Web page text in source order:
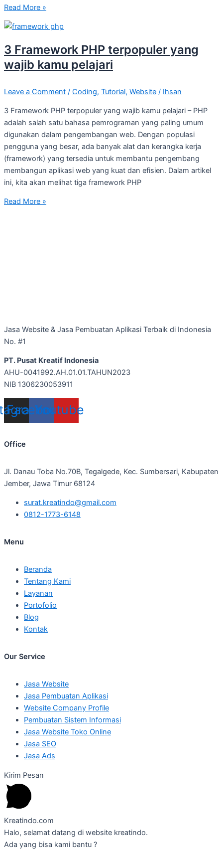
Read More »
3 Framework PHP terpopuler yang
wajib kamu pelajari
Leave a Comment / Coding, Tutorial, Website / Ihsan
3 Framework PHP terpopuler yang wajib kamu pelajari – PHP
adalah salah satu bahasa pemrograman yang paling umum
digunakan dalam pengembangan web. Dengan populasi
pengguna yang besar, ada banyak alat dan kerangka kerja
(framework) yang tersedia untuk membantu pengembang
membangun aplikasi web yang kuat dan efisien. Dalam artikel
ini, kita akan melihat tiga framework PHP
Read More »
Jasa Website & Jasa Pembuatan Aplikasi Terbaik di Indonesia
No. #1
PT. Pusat Kreatif Indonesia
AHU-0041992.AH.01.01.TAHUN2023
NIB 1306230053911
Facebook
Youtube
Office
Jl. Danau Toba No.70B, Tegalgede, Kec. Sumbersari, Kabupaten
Jember, Jawa Timur 68124
surat.kreatindo@gmail.com
0812-1773-6148
Menu
Beranda
Tentang Kami
Layanan
Portofolio
Blog
Kontak
Our Service
Jasa Website
Jasa Pembuatan Aplikasi
Website Company Profile
Pembuatan Sistem Informasi
Jasa Website Toko Online
Jasa SEO
Jasa Ads
Kirim Pesan
Kreatindo.com
Halo, selamat datang di website kreatindo.
Ada yang bisa kami bantu ?